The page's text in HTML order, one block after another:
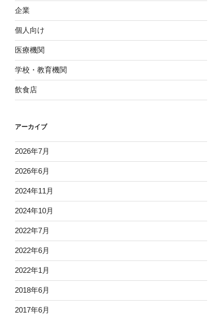
企業
個人向け
医療機関
学校・教育機関
飲食店
アーカイブ
2026年7月
2026年6月
2024年11月
2024年10月
2022年7月
2022年6月
2022年1月
2018年6月
2017年6月